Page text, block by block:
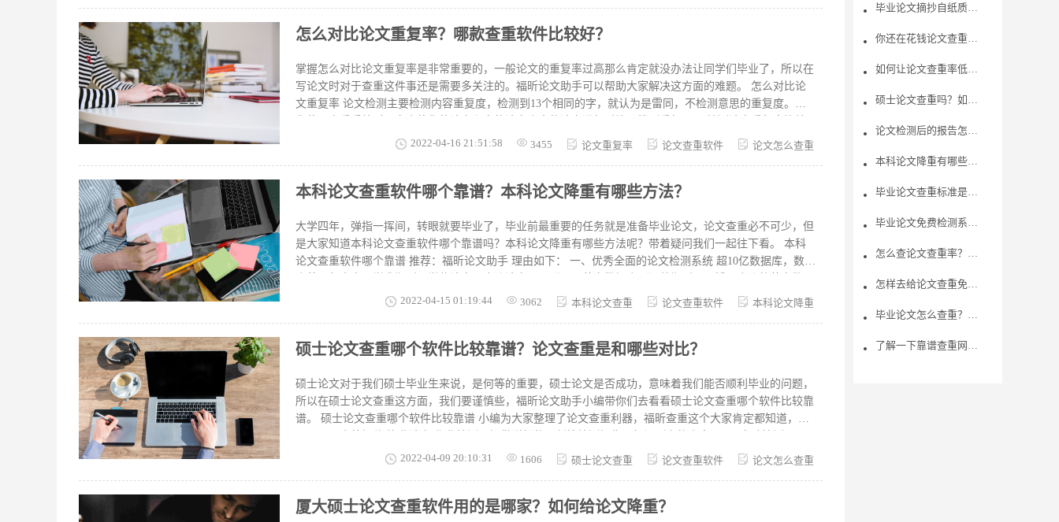
学校对论文中的章节段落也会有要求，这个学校都会有相应的公告需要同学们多多留意下。 当然同学们的
文查重什么软件靠谱 论文查重软件需要选择一些正规企业开发的系统，比如福昕论文助手。 福昕论文助手
是一个专业的自助论文检测平台,提
怎么对比论文重复率？哪款查重软件比较好？
掌握怎么对比论文重复率是非常重要的，一般论文的重复率过高那么肯定就没办法让同学们毕业了，所以在
写论文时对于查重这件事还是需要多关注的。福昕论文助手可以帮助大家解决这方面的难题。 怎么对比论
文重复率 论文检测主要检测内容重复度，检测到13个相同的字，就认为是雷同，不检测意思的重复度。当
可靠的方法是通过专业的论文查重系统，查重系统除了利用庞大的学术资源进行对比之外，还会用确定有重
测出论文中的重复相似部分，然后系统会计算论文重复相似部分所占整篇论文的比重，这就是论文全文的重
字数所占整篇论文字数的百分比。 哪款查重软件比较好 了解了怎么对比论文重复率，下面我们就来说说查
重软件。要说查重软件其实还是有很多选
2022-04-16 21:51:58 3455 论文重复率 论文查重软件 论文怎么查重
本科论文查重软件哪个靠谱？本科论文降重有哪些方法？
大学四年，弹指一挥间，转眼就要毕业了，毕业前最重要的任务就是准备毕业论文，论文查重必不可少，但
是大家知道本科论文查重软件哪个靠谱吗？本科论文降重有哪些方法呢？带着疑问我们一起往下看。 本科
论文查重软件哪个靠谱 推荐：福昕论文助手 理由如下： 一、优秀全面的论文检测系统 超10亿数据库，数据
据） 二、论文检测范围广 福昕论文助手涵盖了中国学术期刊网络出版总库、中国优秀硕士、博士学位论文
文检测准确率高达99.9%以上 本科论文降重有哪些方法？ 1、引用文献：如果你引用了其他文献被标识成红
为重复，我们可以进行语序的颠倒，来降低重复率。 3、代替法：重复率过高的同学可以把整段文字替换成
表格或
2022-04-15 01:19:44 3062 本科论文查重 论文查重软件 本科论文降重
硕士论文查重哪个软件比较靠谱？论文查重是和哪些对比？
硕士论文对于我们硕士毕业生来说，是何等的重要，硕士论文是否成功，意味着我们能否顺利毕业的问题，
所以在硕士论文查重这方面，我们要谨慎些，福昕论文助手小编带你们去看看硕士论文查重哪个软件比较靠
谱。 硕士论文查重哪个软件比较靠谱 小编为大家整理了论文查重利器，福昕查重这个大家肯定都知道，适
人工干涉，报告可即下即删，不留底，杜绝安全隐患!大家可以放心的下载试用。对重复率较高可以支持在
可以得出来的查重率了，其实并不是这样的。论文查重的时候其实也是会查重一些书籍之内的内容的，就比
2022-04-09 20:10:31 1606 硕士论文查重 论文查重软件 论文怎么查重
厦大硕士论文查重软件用的是哪家？如何给论文降重？
毕业论文摘抄自纸质书籍，论文查重可以检测出吗?
你还在花钱论文查重吗？了解免费论文查重内幕
如何让论文查重率低一些呢？怎样去避免论文的查重率过高？
硕士论文查重吗？如何应对论文查重？
论文检测后的报告怎么看？
本科论文降重有哪些方法？论文降重一般需要多少钱？
毕业论文查重标准是什么？论文查重什么软件好？
毕业论文免费检测系统推荐，需要注意什么
怎么查论文查重率？本科毕业论文查重查表格吗？
怎样去给论文查重免费降重呢？
毕业论文怎么查重？毕业论文查重需要注意什么？
了解一下靠谱查重网站查重步骤